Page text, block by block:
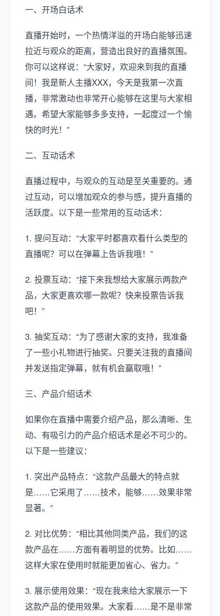
一、开场白话术
直播开始时，一个热情洋溢的开场白能够迅速
拉近与观众的距离，营造出良好的直播氛围。
你可以这样说：“大家好，欢迎来到我的直播
间！我是新人主播XXX，今天是我第一次直
播，非常激动也非常开心能够在这里与大家相
遇。希望大家能够多多支持，一起度过一个愉
快的时光！”
二、互动话术
直播过程中，与观众的互动是至关重要的。通
过互动，可以增加观众的参与感，提升直播的
活跃度。以下是一些常用的互动话术：
1. 提问互动：“大家平时都喜欢看什么类型的
直播呢？可以在弹幕上告诉我哦！”
2. 投票互动：“接下来我想给大家展示两款产
品，大家更喜欢哪一款呢？快来投票告诉我
吧！”
3. 抽奖互动：“为了感谢大家的支持，我准备
了一些小礼物进行抽奖。只要关注我的直播间
并发送指定弹幕，就有机会赢取哦！”
三、产品介绍话术
如果你在直播中需要介绍产品，那么清晰、生
动、有吸引力的产品介绍话术是必不可少的。
以下是一些建议：
1. 突出产品特点：“这款产品最大的特点就
是……它采用了……技术，能够……效果非常
显著。”
2. 对比优势：“相比其他同类产品，我们的这
款产品在……方面有着明显的优势。比如……
这样大家在使用时就能更加省心、省力。”
3. 展示使用效果：“现在我来给大家展示一下
这款产品的使用效果。大家看……是不是非常